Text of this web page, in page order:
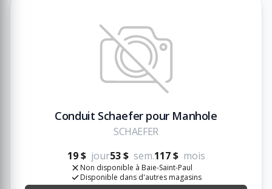
Conduit Schaefer pour Manhole
SCHAEFER
19 $ jour53 $ sem.117 $ mois
Non disponible à Baie-Saint-Paul
Disponible dans d'autres magasins